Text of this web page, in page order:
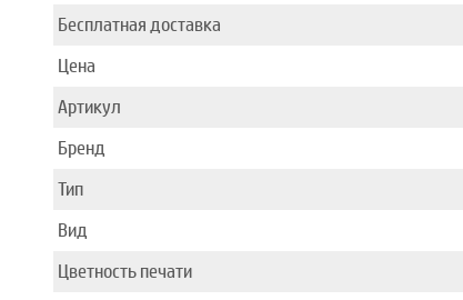
Бесплатная доставка
Цена
Артикул
Бренд
Тип
Вид
Цветность печати